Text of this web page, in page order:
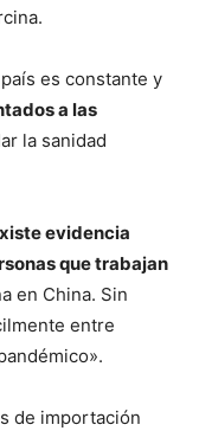
es constante y
a las
la sanidad
evidencia
que trabajan
en China. Sin
entre
de importación